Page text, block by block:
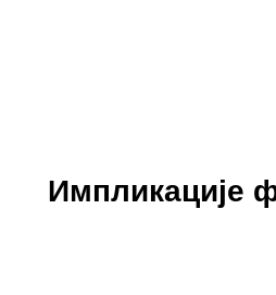
Импликације